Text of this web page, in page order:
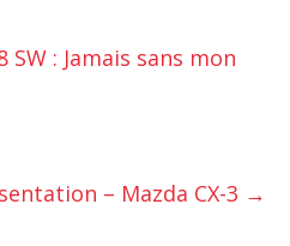
SW : Jamais sans mon
– Mazda CX-3 →